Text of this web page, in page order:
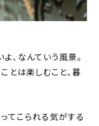
、なんていう風景。
とは楽しむこと、暮
てこられる気がする